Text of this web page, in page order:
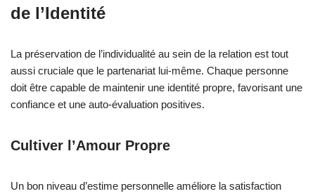
de l’Identité
La préservation de l’individualité au sein de la relation est tout
aussi cruciale que le partenariat lui-même. Chaque personne
doit être capable de maintenir une identité propre, favorisant une
confiance et une auto-évaluation positives.
Cultiver l’Amour Propre
Un bon niveau d’estime personnelle améliore la satisfaction